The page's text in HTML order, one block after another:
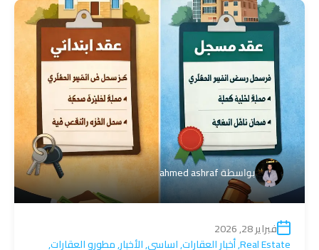
بواسطةahmed ashraf
فبراير 28, 2026
Real Estate
,أخبار العقارات,اساسي,الأخبار,مطورو العقارات,